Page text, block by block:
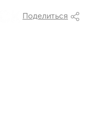
Поделиться